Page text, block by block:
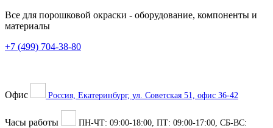
Все для порошковой окраски - оборудование, компоненты и
материалы
+7 (499) 704-38-80
Офис Россия, Екатеринбург, ул. Советская 51, офис 36-42
Часы работы ПН-ЧТ: 09:00-18:00 , ПТ: 09:00-17:00 , СБ-ВС: